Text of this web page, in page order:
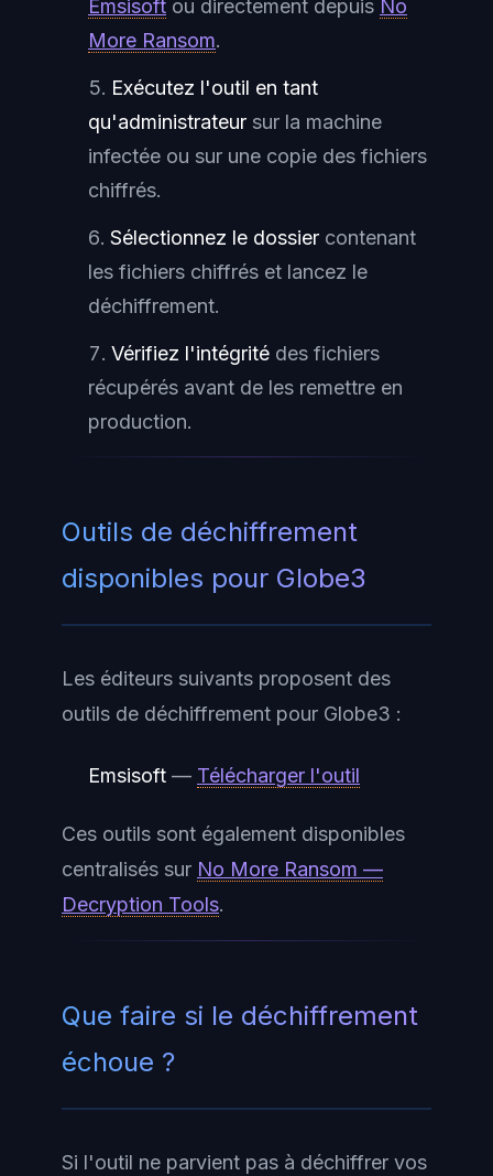
Emsisoft ou directement depuis No
More Ransom.
Exécutez l'outil en tant
qu'administrateur sur la machine
infectée ou sur une copie des fichiers
chiffrés.
Sélectionnez le dossier contenant
les fichiers chiffrés et lancez le
déchiffrement.
Vérifiez l'intégrité des fichiers
récupérés avant de les remettre en
production.
Outils de déchiffrement
disponibles pour Globe3
Les éditeurs suivants proposent des
outils de déchiffrement pour Globe3 :
Emsisoft — Télécharger l'outil
Ces outils sont également disponibles
centralisés sur No More Ransom —
Decryption Tools.
Que faire si le déchiffrement
échoue ?
Si l'outil ne parvient pas à déchiffrer vos